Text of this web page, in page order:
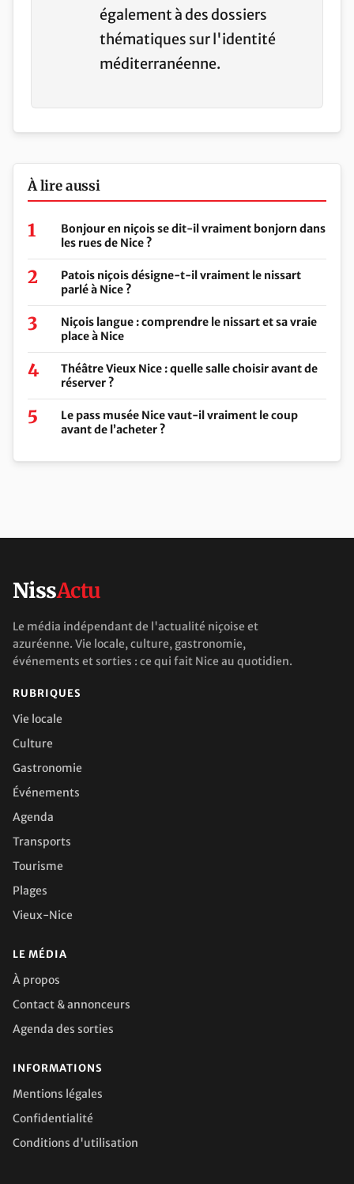
également à des dossiers
thématiques sur l'identité
méditerranéenne.
À lire aussi
Bonjour en niçois se dit-il vraiment bonjorn dans
les rues de Nice ?
Patois niçois désigne-t-il vraiment le nissart
parlé à Nice ?
Niçois langue : comprendre le nissart et sa vraie
place à Nice
Théâtre Vieux Nice : quelle salle choisir avant de
réserver ?
Le pass musée Nice vaut-il vraiment le coup
avant de l’acheter ?
NissActu
Le média indépendant de l'actualité niçoise et
azuréenne. Vie locale, culture, gastronomie,
événements et sorties : ce qui fait Nice au quotidien.
RUBRIQUES
Vie locale
Culture
Gastronomie
Événements
Agenda
Transports
Tourisme
Plages
Vieux-Nice
LE MÉDIA
À propos
Contact & annonceurs
Agenda des sorties
INFORMATIONS
Mentions légales
Confidentialité
Conditions d'utilisation